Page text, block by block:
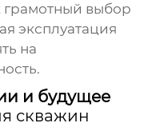
выбор
эксплуатация
на
и будущее
скважин